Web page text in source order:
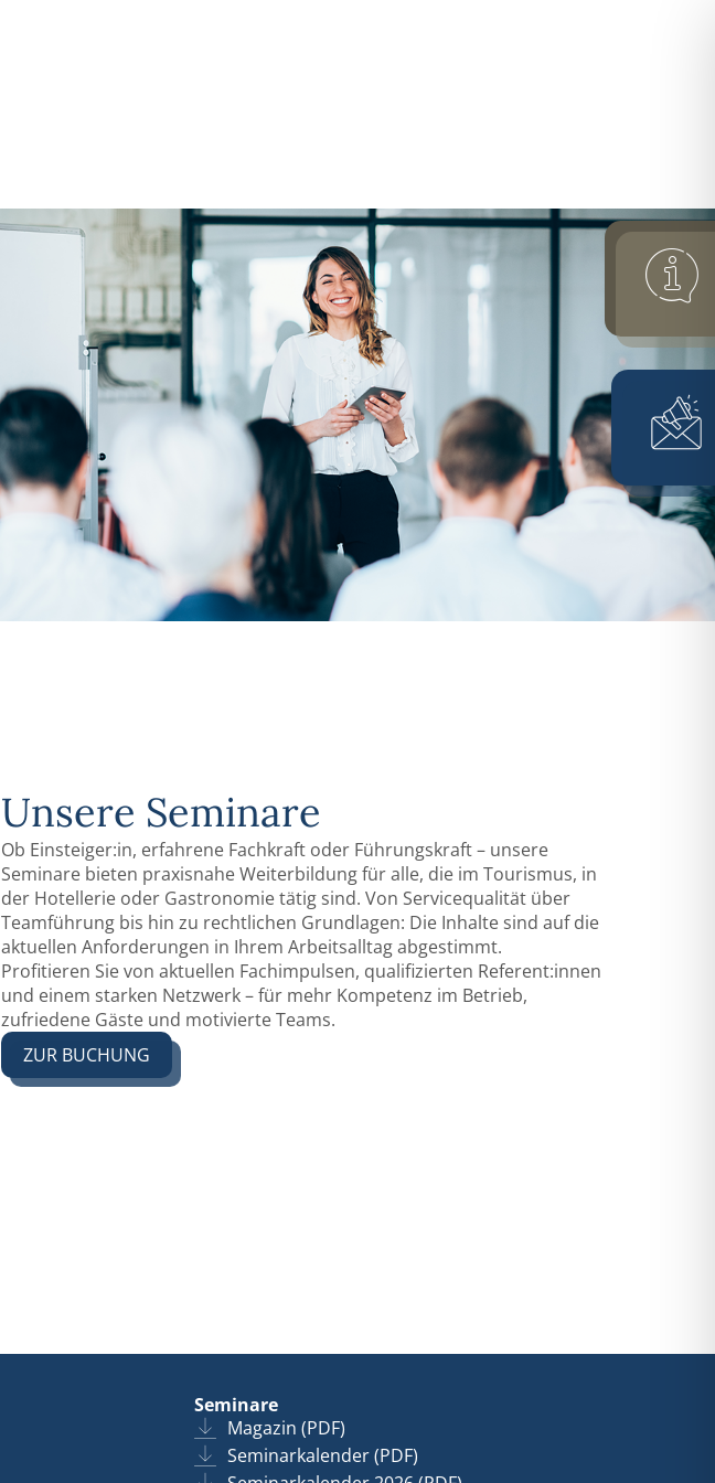
Unsere Seminare
Ob Einsteiger:in, erfahrene Fachkraft oder Führungskraft – unsere
Seminare bieten praxisnahe Weiterbildung für alle, die im Tourismus, in
der Hotellerie oder Gastronomie tätig sind. Von Servicequalität über
Teamführung bis hin zu rechtlichen Grundlagen: Die Inhalte sind auf die
aktuellen Anforderungen in Ihrem Arbeitsalltag abgestimmt.
Profitieren Sie von aktuellen Fachimpulsen, qualifizierten Referent:innen
und einem starken Netzwerk – für mehr Kompetenz im Betrieb,
zufriedene Gäste und motivierte Teams.
ZUR BUCHUNG
Seminare
Magazin (PDF)
Seminarkalender (PDF)
PDF, öffnet sich in einem neuen Fenster